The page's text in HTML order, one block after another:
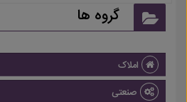
گروه ها
املاک
صنعتی